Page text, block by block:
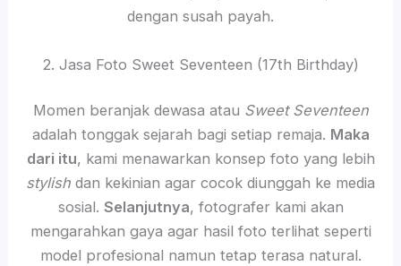
dengan susah payah.
2. Jasa Foto Sweet Seventeen (17th Birthday)
Momen beranjak dewasa atau Sweet Seventeen
adalah tonggak sejarah bagi setiap remaja. Maka
dari itu, kami menawarkan konsep foto yang lebih
stylish dan kekinian agar cocok diunggah ke media
sosial. Selanjutnya, fotografer kami akan
mengarahkan gaya agar hasil foto terlihat seperti
model profesional namun tetap terasa natural.